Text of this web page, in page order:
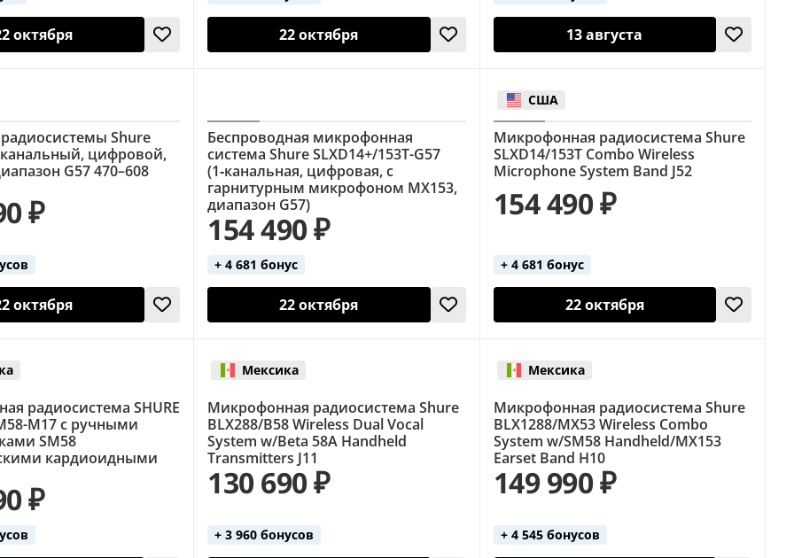
октября 22 октября 13 августа
Shure
канальный, цифровой,
G57 470–608
₽
октября
Беспроводная микрофонная
система Shure SLXD14+/153T-G57
(1‑канальная, цифровая, с
гарнитурным микрофоном MX153,
диапазон G57)
154 490 ₽
+ 4 681 бонус
22 октября
Микрофонная радиосистема Shure
SLXD14/153T Combo Wireless
Microphone System Band J52
США
154 490 ₽
+ 4 681 бонус
22 октября
радиосистема SHURE
M17 с ручными
SM58
кардиоидными
₽
Микрофонная радиосистема Shure
BLX288/B58 Wireless Dual Vocal
System w/Beta 58A Handheld
Transmitters J11
Мексика
130 690 ₽
+ 3 960 бонусов
Микрофонная радиосистема Shure
BLX1288/MX53 Wireless Combo
System w/SM58 Handheld/MX153
Earset Band H10
Мексика
149 990 ₽
+ 4 545 бонусов